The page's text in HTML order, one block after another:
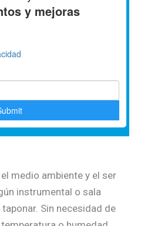
medio ambiente y el ser
instrumental o sala
Sin necesidad de